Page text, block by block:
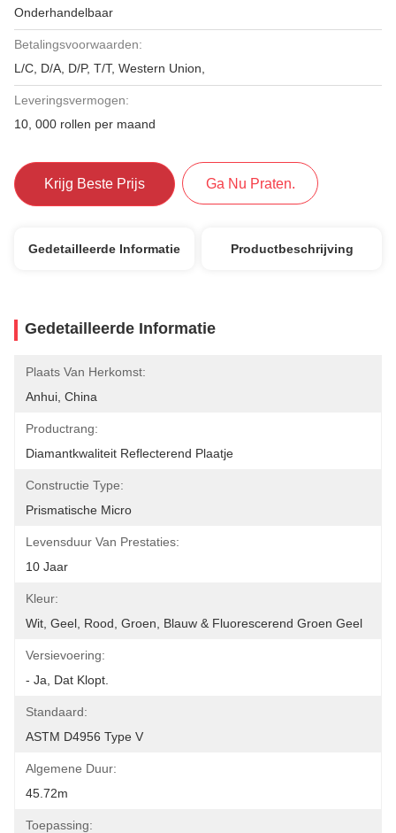
Onderhandelbaar
Betalingsvoorwaarden:
L/C, D/A, D/P, T/T, Western Union,
Leveringsvermogen:
10, 000 rollen per maand
Krijg Beste Prijs Ga Nu Praten.
Gedetailleerde Informatie Productbeschrijving
Gedetailleerde Informatie
Plaats Van Herkomst:
Anhui, China
Productrang:
Diamantkwaliteit Reflecterend Plaatje
Constructie Type:
Prismatische Micro
Levensduur Van Prestaties:
10 Jaar
Kleur:
Wit, Geel, Rood, Groen, Blauw & Fluorescerend Groen Geel
Versievoering:
- Ja, Dat Klopt.
Standaard:
ASTM D4956 Type V
Algemene Duur:
45.72m
Toepassing: